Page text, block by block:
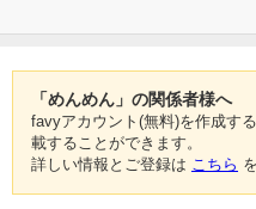
「めんめん」の関係者様へ
favyアカウント(無料)を作成す
載することができます。
詳しい情報とご登録は こちら